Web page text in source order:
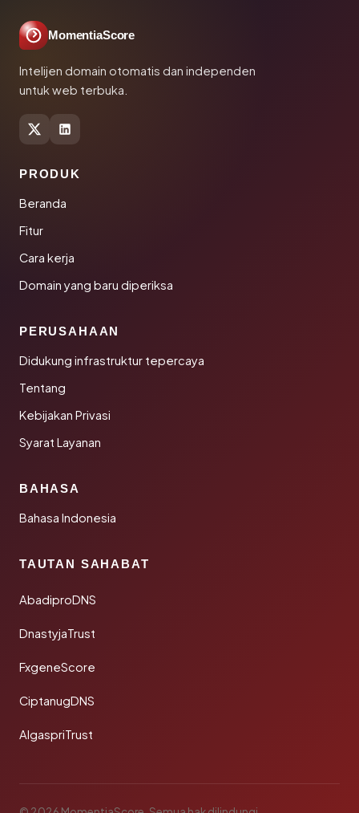
MomentiaScore
Intelijen domain otomatis dan independen
untuk web terbuka.
PRODUK
Beranda
Fitur
Cara kerja
Domain yang baru diperiksa
PERUSAHAAN
Didukung infrastruktur tepercaya
Tentang
Kebijakan Privasi
Syarat Layanan
BAHASA
Bahasa Indonesia
TAUTAN SAHABAT
AbadiproDNS
DnastyjaTrust
FxgeneScore
CiptanugDNS
AlgaspriTrust